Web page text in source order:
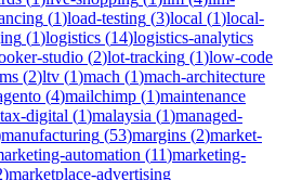
(1)load-testing (3)local (1)local-
(1)logistics (14)logistics-analytics
studio (2)lot-tracking (1)low-code
(2)ltv (1)mach (1)mach-architecture
(4)mailchimp (1)maintenance
digital (1)malaysia (1)managed-
manufacturing (53)margins (2)market-
automation (11)marketing-
)marketplace-advertising